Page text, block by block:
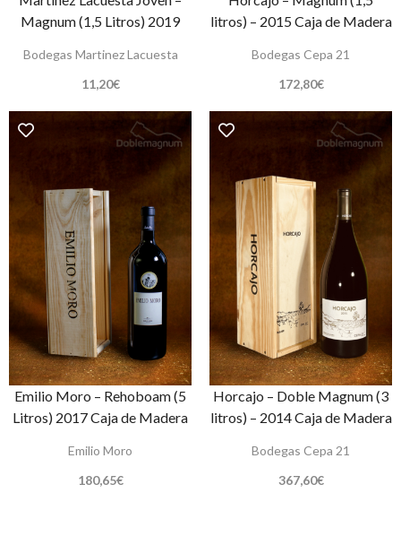
Magnum (1,5 Litros) 2019
Bodegas Martinez Lacuesta
11,20€
litros) – 2015 Caja de Madera
Bodegas Cepa 21
172,80€
Emilio Moro – Rehoboam (5
Litros) 2017 Caja de Madera
Emilio Moro
180,65€
Horcajo – Doble Magnum (3
litros) – 2014 Caja de Madera
Bodegas Cepa 21
367,60€